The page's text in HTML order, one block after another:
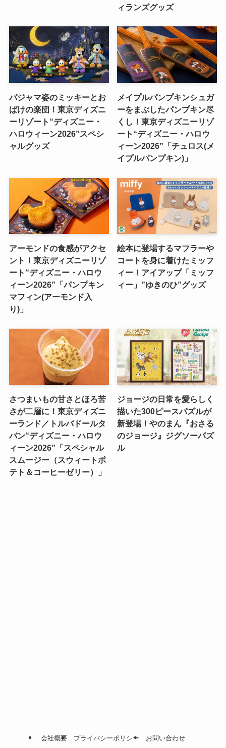
ィランズグッズ
パジャマ姿のミッキーとお
ばけの楽団！東京ディズニ
ーリゾート“ディズニー・
ハロウィーン2026”スペシ
ャルグッズ
メイプルパンプキンシュガ
ーをまぶしたパンプキン尽
くし！東京ディズニーリゾ
ート“ディズニー・ハロウ
ィーン2026”「チュロス(メ
イプルパンプキン)」
アーモンドの食感がアクセ
ント！東京ディズニーリゾ
ート“ディズニー・ハロウ
ィーン2026”「パンプキン
マフィン(アーモンド入
り)」
絵本に登場するマフラーや
コートを身に着けたミッフ
ィー！アイアップ「ミッフ
ィー」”ゆきのひ”グッズ
さつまいもの甘さとほろ苦
さが二層に！東京ディズニ
ーランド／トルバドールタ
バン“ディズニー・ハロウ
ィーン2026”「スペシャル
スムージー（スウィートポ
テト＆コーヒーゼリー）」
ジョージの日常を愛らしく
描いた300ピースパズルが
新登場！やのまん『おさる
のジョージ』ジグソーパズ
ル
会社概要 プライバシーポリシー お問い合わせ